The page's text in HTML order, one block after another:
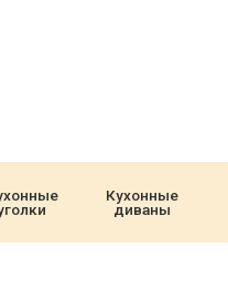
Кухонные
диваны